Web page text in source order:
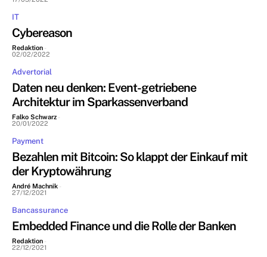
IT
Cybereason
Redaktion -
02/02/2022
Advertorial
Daten neu denken: Event-getriebene
Architektur im Sparkassenverband
Falko Schwarz -
20/01/2022
Payment
Bezahlen mit Bitcoin: So klappt der Einkauf mit
der Kryptowährung
André Machnik -
27/12/2021
Bancassurance
Embedded Finance und die Rolle der Banken
Redaktion -
22/12/2021